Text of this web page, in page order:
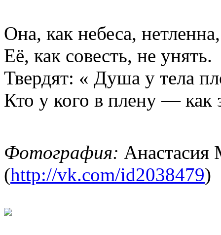
Она, как небеса, нетленна,
Её, как совесть, не унять.
Твердят: « Душа у тела
Кто у кого в плену — как
Фотография: Анастасия
(http://vk.com/id2038479)